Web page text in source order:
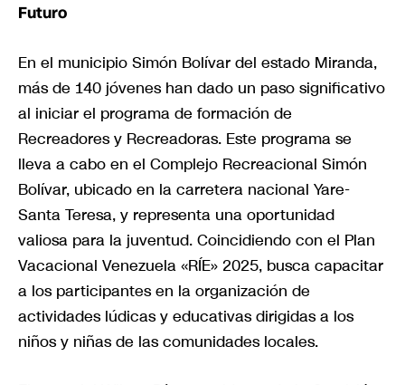
Futuro
En el municipio Simón Bolívar del estado Miranda,
más de 140 jóvenes han dado un paso significativo
al iniciar el programa de formación de
Recreadores y Recreadoras. Este programa se
lleva a cabo en el Complejo Recreacional Simón
Bolívar, ubicado en la carretera nacional Yare-
Santa Teresa, y representa una oportunidad
valiosa para la juventud. Coincidiendo con el Plan
Vacacional Venezuela «RÍE» 2025, busca capacitar
a los participantes en la organización de
actividades lúdicas y educativas dirigidas a los
niños y niñas de las comunidades locales.